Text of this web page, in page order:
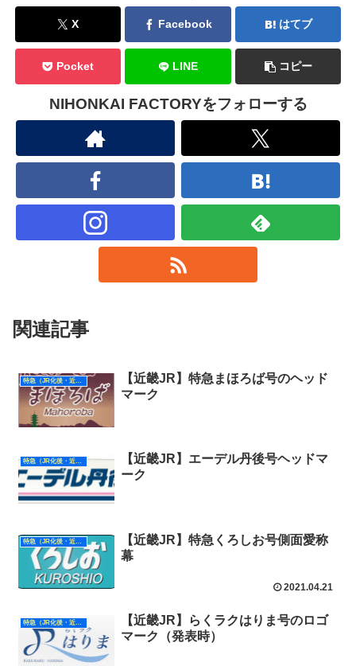
X Facebook はてブ
Pocket LINE コピー
NIHONKAI FACTORYをフォローする
関連記事
【近畿JR】特急まほろば号のヘッド
マーク
特急（JR化後・近畿）
【近畿JR】エーデル丹後号ヘッドマ
ーク
特急（JR化後・近畿）
【近畿JR】特急くろしお号側面愛称
幕
2021.04.21
【近畿JR】らくラクはりま号のロゴ
マーク（発表時）